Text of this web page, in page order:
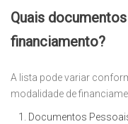
Quais
financiamento?
A lista pode variar
modalidade de
Documentos